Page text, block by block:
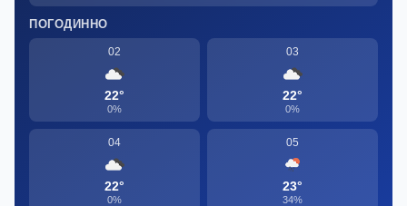
ПОГОДИННО
02
22°
0%
03
22°
0%
04
22°
0%
05
23°
34%